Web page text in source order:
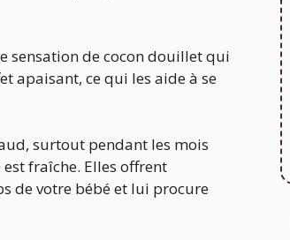
sensation de cocon douillet qui
apaisant, ce qui les aide à se
surtout pendant les mois
fraîche. Elles offrent
de votre bébé et lui procure